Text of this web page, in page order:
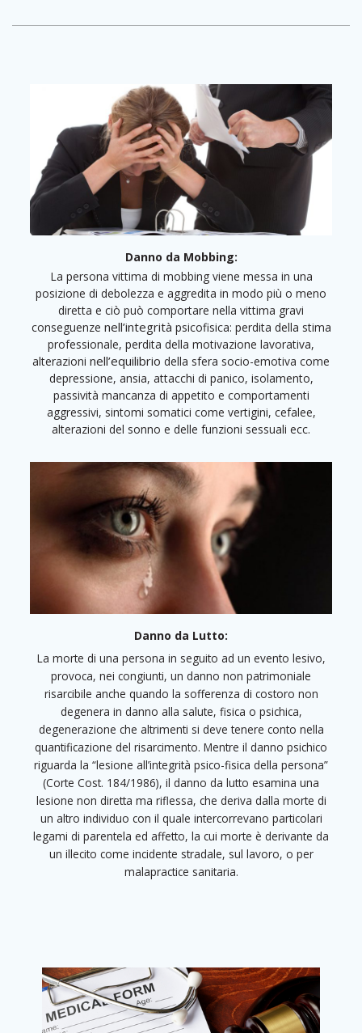
Danno da Mobbing:
La persona vittima di mobbing viene messa in una
posizione di debolezza e aggredita in modo più o meno
diretta e ciò può comportare nella vittima gravi
conseguenze nell’integrità psicofisica: perdita della stima
professionale, perdita della motivazione lavorativa,
alterazioni nell’equilibrio della sfera socio-emotiva come
depressione, ansia, attacchi di panico, isolamento,
passività mancanza di appetito e comportamenti
aggressivi, sintomi somatici come vertigini, cefalee,
alterazioni del sonno e delle funzioni sessuali ecc.
Danno da Lutto:
La morte di una persona in seguito ad un evento lesivo,
provoca, nei congiunti, un danno non patrimoniale
risarcibile anche quando la sofferenza di costoro non
degenera in danno alla salute, fisica o psichica,
degenerazione che altrimenti si deve tenere conto nella
quantificazione del risarcimento. Mentre il danno psichico
riguarda la “lesione all’integrità psico-fisica della persona”
(Corte Cost. 184/1986), il danno da lutto esamina una
lesione non diretta ma riflessa, che deriva dalla morte di
un altro individuo con il quale intercorrevano particolari
legami di parentela ed affetto, la cui morte è derivante da
un illecito come incidente stradale, sul lavoro, o per
malapractice sanitaria.